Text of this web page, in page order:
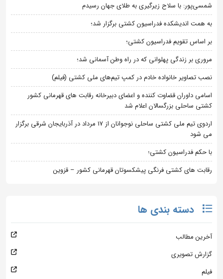
شمسی‌پور: با سلاح زیرگیری به طلای جهان رسیدم
به همت اندیشکده فدراسیون کشتی برگزار شد؛
بر اساس تقویم فدراسیون کشتی؛
مروری بر زندگی پهلوانی که در راه وطن آسمانی شد؛
نصب تصاویر خانواده خادم در کمپ تیم‌های ملی کشتی (فیلم)
اسامی داوران قضاوت کننده و اعضای دبیرخانه رقابت های قهرمانی کشور
کشتی ساحلی بزرگسالان اعلام شد
اردوی تیم ملی کشتی ساحلی نوجوانان از 17 مرداد در آذربایجان شرقی برگزار
می شود
با حکم فدراسیون کشتی؛
رقابت های کشتی فرنگی پیشکسوتان قهرمانی کشور – قزوین
دسته بندی ها
آخرین مطالب
گزارش تصویری
فیلم